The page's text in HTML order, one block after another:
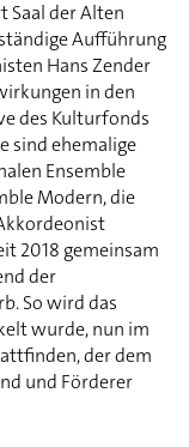
Saal der Alten
Aufführung
Hans Zender
in den
des Kulturfonds
sind ehemalige
Ensemble
Modern, die
2018 gemeinsam
der
So wird das
wurde, nun im
der dem
und Förderer